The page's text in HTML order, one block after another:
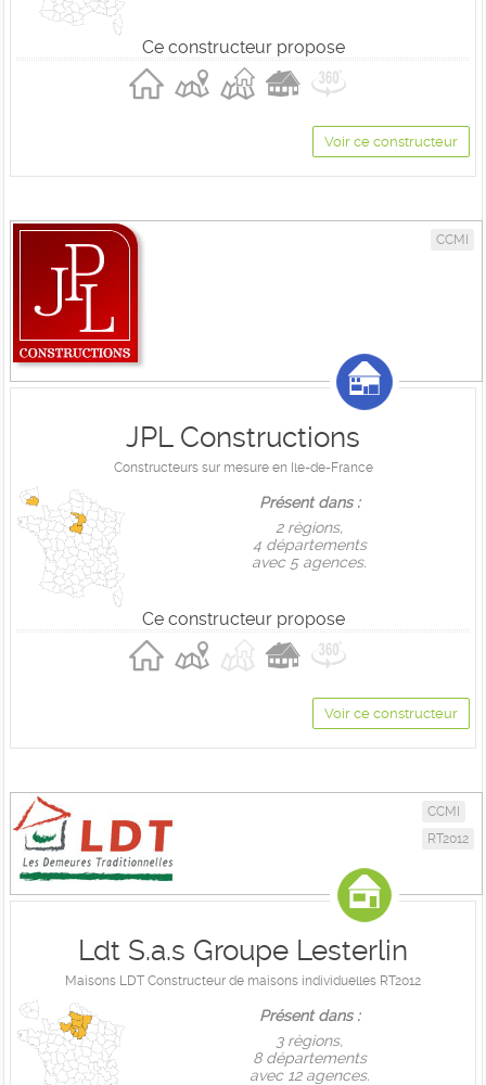
Ce constructeur propose
Voir ce constructeur
CCMI
JPL Constructions
Constructeurs sur mesure en Ile-de-France
Présent dans :
2 règions,
4 départements
avec 5 agences.
Ce constructeur propose
Voir ce constructeur
CCMI
RT2012
Ldt S.a.s Groupe Lesterlin
Maisons LDT Constructeur de maisons individuelles RT2012
Présent dans :
3 règions,
8 départements
avec 12 agences.